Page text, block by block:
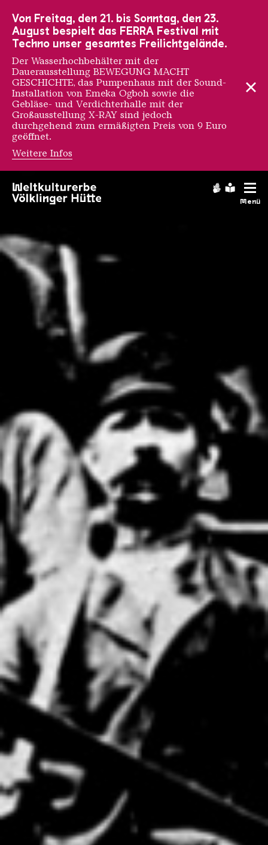
Menü
Chronologie
Von Freitag, den 21. bis Sonntag, den 23.
August bespielt das FERRA Festival mit
Techno unser gesamtes Freilichtgelände.
Der Wasserhochbehälter mit der
Dauerausstellung BEWEGUNG MACHT
GESCHICHTE, das Pumpenhaus mit der Sound-
Installation von Emeka Ogboh sowie die
Gebläse- und Verdichterhalle mit der
Großausstellung X-RAY sind jedoch
durchgehend zum ermäßigten Preis von 9 Euro
geöffnet.
Weitere Infos